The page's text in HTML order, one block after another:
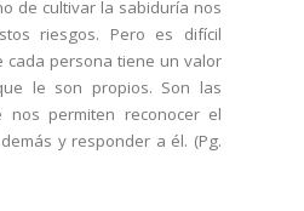
de cultivar la sabiduría nos
riesgos. Pero es difícil
cada persona tiene un valor
le son propios. Son las
nos permiten reconocer el
y responder a él. (Pg.